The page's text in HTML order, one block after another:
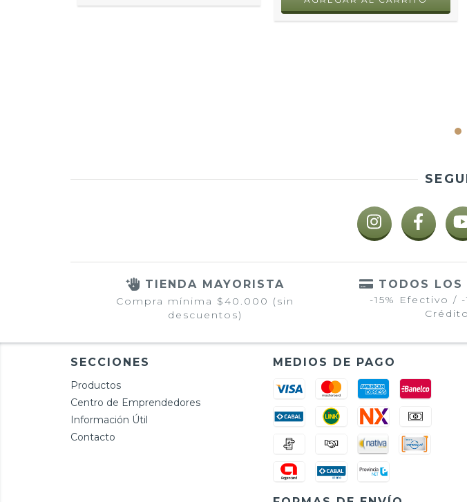
TIENDA MAYORISTA
Compra mínima $40.000 (sin
descuentos)
TODOS LOS
-15% Efectivo /
SECCIONES
Productos
Centro de Emprendedores
Información Útil
Contacto
MEDIOS DE PAGO